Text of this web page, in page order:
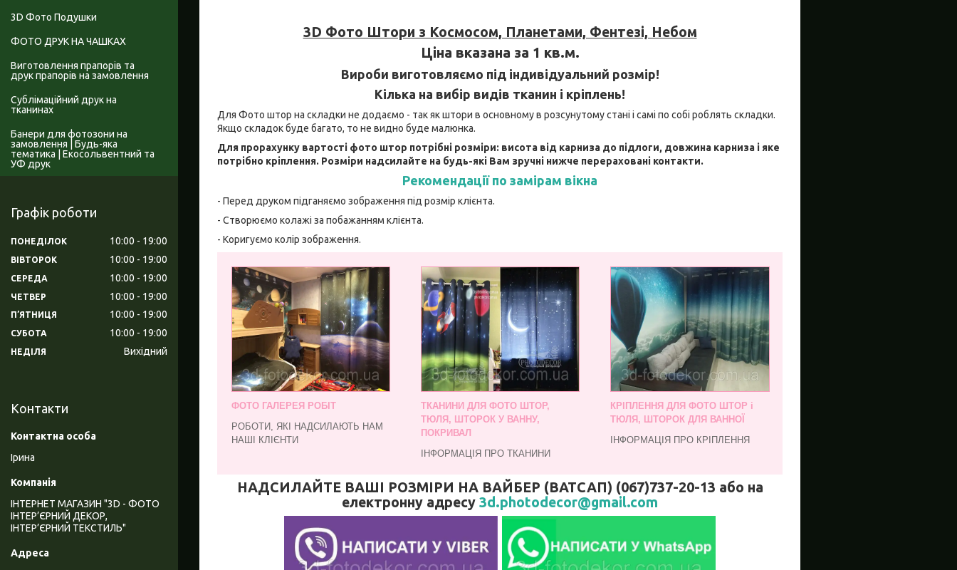
3D Фото Штори з Космосом, Планетами, Фентезі, Небом
Ціна вказана за 1 кв.м.
Вироби виготовляємо під індивідуальний розмір!
Кілька на вибір видів тканин і кріплень!
Для Фото штор на складки не додаємо - так як штори в основному в розсунутому стані і самі по собі роблять складки.
Якщо складок буде багато, то не видно буде малюнка.
Для прорахунку вартості фото штор потрібні розміри: висота від карниза до підлоги, довжина карниза і яке
потрібно кріплення. Розміри надсилайте на будь-які Вам зручні нижче перераховані контакти.
Рекомендації по замірам вікна
- Перед друком підганяємо зображення під розмір клієнта.
- Створюємо колажі за побажанням клієнта.
- Коригуємо колір зображення.
ФОТО ГАЛЕРЕЯ РОБІТ
РОБОТИ, ЯКІ НАДСИЛАЮТЬ НАМ
НАШІ КЛІЄНТИ
ТКАНИНИ ДЛЯ ФОТО ШТОР,
ТЮЛЯ, ШТОРОК У ВАННУ,
ПОКРИВАЛ
ІНФОРМАЦІЯ ПРО ТКАНИНИ
КРІПЛЕННЯ ДЛЯ ФОТО ШТОР і
ТЮЛЯ, ШТОРОК ДЛЯ ВАННОЇ
ІНФОРМАЦІЯ ПРО КРІПЛЕННЯ
НАДСИЛАЙТЕ ВАШІ РОЗМІРИ НА ВАЙБЕР (ВАТСАП) (067)737-20-13 або на
електронну адресу 3d.photodecor@gmail.com
3D Фото Подушки
ФОТО ДРУК НА ЧАШКАХ
Виготовлення прапорів та
друк прапорів на замовлення
Сублімаційний друк на
тканинах
Банери для фотозони на
замовлення | Будь-яка
тематика | Екосольвентний та
УФ друк
Графік роботи
ПОНЕДІЛОК 10:00 19:00
ВІВТОРОК 10:00 19:00
СЕРЕДА 10:00 19:00
ЧЕТВЕР 10:00 19:00
ПʼЯТНИЦЯ 10:00 19:00
СУБОТА 10:00 19:00
НЕДІЛЯ Вихідний
Контакти
Ірина
ІНТЕРНЕТ МАГАЗИН "3D - ФОТО
ІНТЕР’ЄРНИЙ ДЕКОР,
ІНТЕР’ЄРНИЙ ТЕКСТИЛЬ"